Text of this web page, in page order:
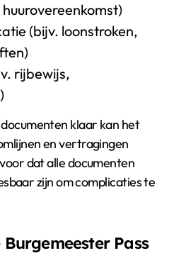
(bijv. loonstroken,
rijbewijs,
klaar kan het
en vertragingen
dat alle documenten
zijn om complicaties te
Pass